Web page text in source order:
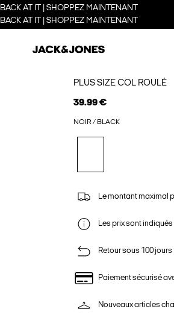
BACK AT IT | SHOPPEZ MAINTENANT
BACK AT IT | SHOPPEZ MAINTENANT
PLUS SIZE COL ROULÉ
39.99 €
NOIR / BLACK
Le montant maximal
Les prix sont
Retour sous 100 jours
Paiement sécurisé
Nouveaux articles